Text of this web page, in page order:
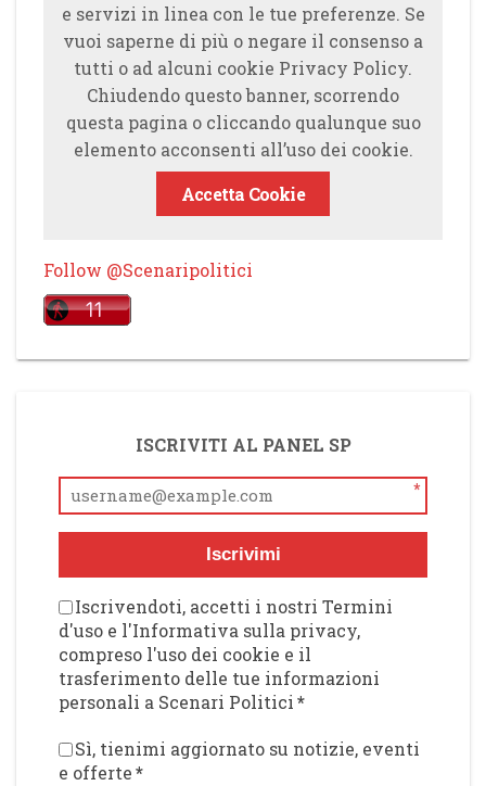
e servizi in linea con le tue preferenze. Se
vuoi saperne di più o negare il consenso a
tutti o ad alcuni cookie Privacy Policy.
Chiudendo questo banner, scorrendo
questa pagina o cliccando qualunque suo
elemento acconsenti all’uso dei cookie.
Accetta Cookie
Follow @Scenaripolitici
ISCRIVITI AL PANEL SP
*
Iscrivimi
Iscrivendoti, accetti i nostri Termini
d'uso e l'Informativa sulla privacy,
compreso l'uso dei cookie e il
trasferimento delle tue informazioni
personali a Scenari Politici*
Sì, tienimi aggiornato su notizie, eventi
e offerte*